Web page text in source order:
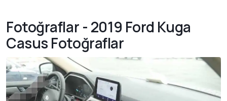
Fotoğraflar - 2019 Ford Kuga
Casus Fotoğraflar